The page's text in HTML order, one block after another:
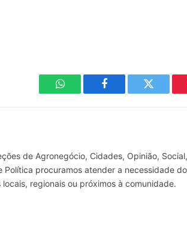
WhatsAppFacebook Twitter
de Agronegócio, Cidades, Opinião,
Política procuramos atender a necessidade
regionais ou próximos à comunidade.